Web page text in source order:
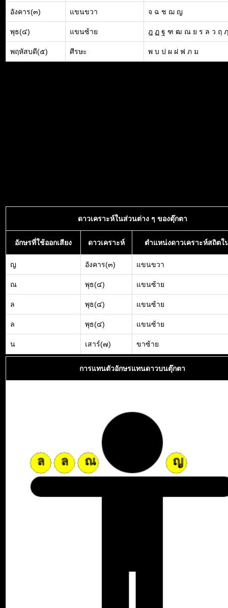
อังคาร(๓) แขนขวา จ ฉ ช ฌ ญ
พุธ(๔) แขนซ้าย ฎ ฏ ฐ ฑ ฒ ณ ย ร ล ว ฤ ฦ
พฤหัสบดี(๕) ศีรษะ พ บ ป ผ ฝ ฟ ภ ม
ดาวเคราะห์ในส่วนต่าง ๆ ของตุ๊กตา
อักษรที่ใช้ออกเสียง ดาวเคราะห์ ตำแหน่งดาวเคราะห์สถิตใ
ญ อังคาร(๓) แขนขวา
ณ พุธ(๔) แขนซ้าย
ล พุธ(๔) แขนซ้าย
ล พุธ(๔) แขนซ้าย
น เสาร์(๗) ขาซ้าย
การแทนตัวอักษรแทนดาวบนตุ๊กตา